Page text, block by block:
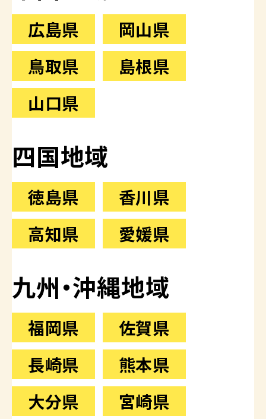
広島県
岡山県
鳥取県
島根県
山口県
四国地域
徳島県
香川県
高知県
愛媛県
九州・沖縄地域
福岡県
佐賀県
長崎県
熊本県
大分県
宮崎県